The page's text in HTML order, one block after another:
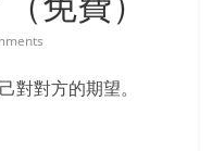
對對方的期望。